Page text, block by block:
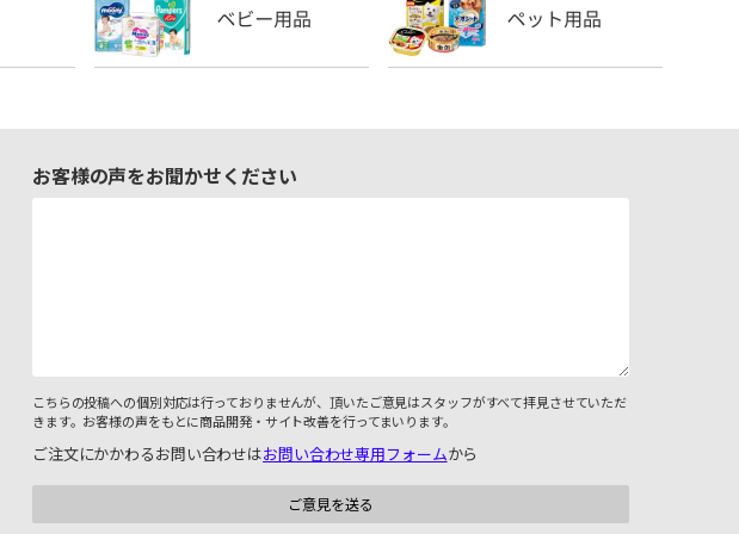
お客様の声をお聞かせください
こちらの投稿への個別対応は行っておりませんが、頂いたご意見はスタッフがすべて拝見させていただ
きます。お客様の声をもとに商品開発・サイト改善を行ってまいります。
ご注文にかかわるお問い合わせはお問い合わせ専用フォームから